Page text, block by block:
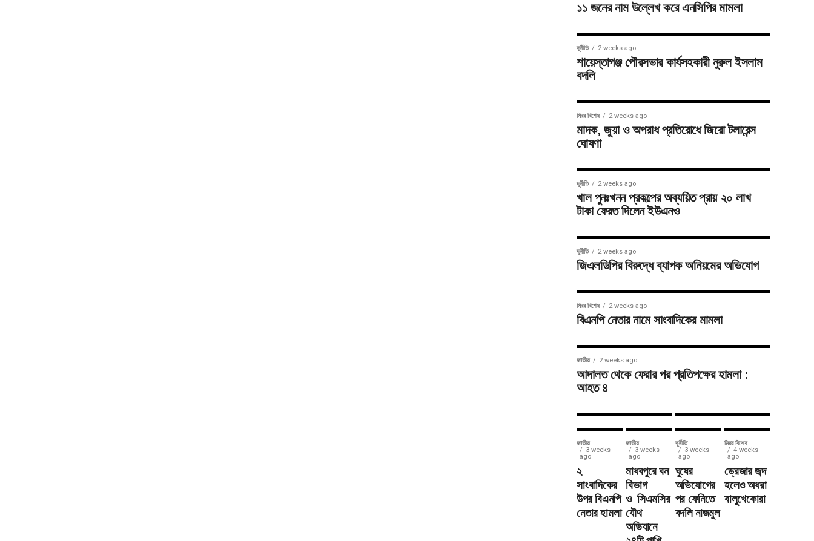
১১ জনের নাম উল্লেখ করে এনসিপির মামলা
দূর্নীতি 2 weeks ago
শায়েস্তাগঞ্জ পৌরসভার কার্যসহকারী নুরুল ইসলাম
বদলি
মিরর বিশেষ 2 weeks ago
মাদক, জুয়া ও অপরাধ প্রতিরোধে জিরো টলারেন্স
ঘোষণা
দূর্নীতি 2 weeks ago
খাল পুনঃখনন প্রকল্পের অব্যয়িত প্রায় ২০ লাখ
টাকা ফেরত দিলেন ইউএনও
দূর্নীতি 2 weeks ago
জিএলডিপির বিরুদ্ধে ব্যাপক অনিয়মের অভিযোগ
মিরর বিশেষ 2 weeks ago
বিএনপি নেতার নামে সাংবাদিকের মামলা
জাতীয় 2 weeks ago
আদালত থেকে ফেরার পর প্রতিপক্ষের হামলা :
আহত ৪
সারাদেশ 3 weeks ago
শায়েস্তাগঞ্জে
সভায়
টমটম ভাড়া
নির্ধারণ
সাতছড়িতে
সড়ক ধসে
যান চলাচল
জাতীয়
3 weeks
ago
২
সাংবাদিকের
উপর বিএনপি
নেতার হামলা
জাতীয়
3 weeks
ago
মাধবপুরে বন
বিভাগ
ও সিএমসির
যৌথ
অভিযানে
দূর্নীতি
3 weeks
ago
ঘুষের
অভিযোগের
পর ফেনিতে
বদলি নাজমুল
মিরর বিশেষ
4 weeks
ago
ড্রেজার জব্দ
হলেও অধরা
বালুখেকোরা